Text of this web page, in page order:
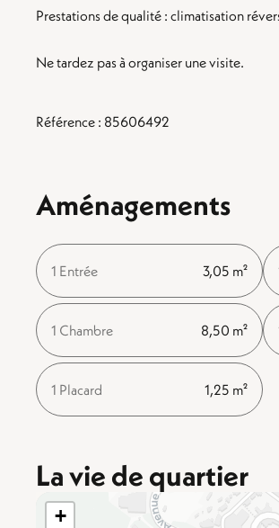
Prestations de qualité : climatisation
Ne tardez pas à organiser une visite.
Référence : 85606492
Aménagements
1 Entrée 3,05 m²
1 Chambre 8,50 m²
1 Placard 1,25 m²
La vie de quartier
+